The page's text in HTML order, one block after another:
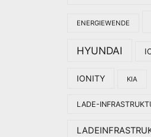
ENERGIEWENDE
HYUNDAI
IONITY KIA
LADE-